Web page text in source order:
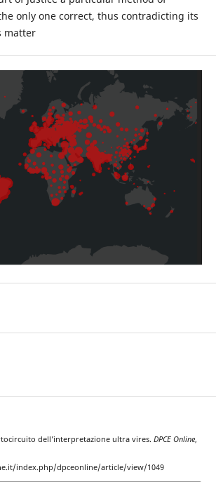
only one correct, thus contradicting its
matter
dell’interpretazione ultra vires. DPCE Online,
index.php/dpceonline/article/view/1049